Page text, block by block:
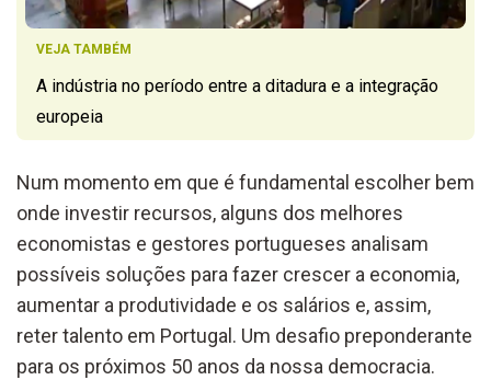
VEJA TAMBÉM
A indústria no período entre a ditadura e a integração
europeia
Num momento em que é fundamental escolher bem
onde investir recursos, alguns dos melhores
economistas e gestores portugueses analisam
possíveis soluções para fazer crescer a economia,
aumentar a produtividade e os salários e, assim,
reter talento em Portugal. Um desafio preponderante
para os próximos 50 anos da nossa democracia.